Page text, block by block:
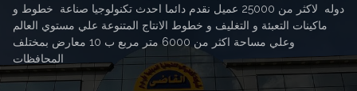
دوله لاكثر من 25000 عميل نقدم دائما احدث تكنولوجيا صناعة خطوط و
ماكينات التعبئة و التغليف و خطوط الانتاج المتنوعة علي مستوي العالم
وعلي مساحة اكثر من 6000 متر مربع ب 10 معارض بمختلف
المحافظات